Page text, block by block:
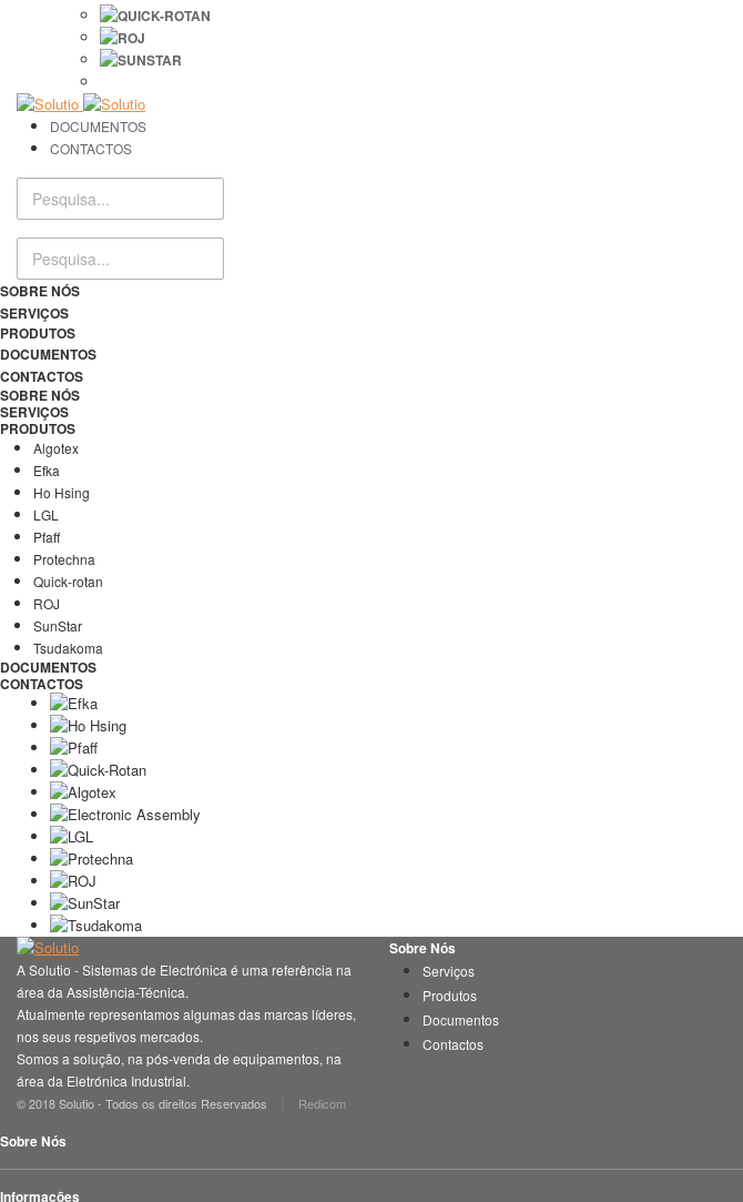
DOCUMENTOS
CONTACTOS
SOBRE NÓS
SERVIÇOS
PRODUTOS
DOCUMENTOS
CONTACTOS
SOBRE NÓS
SERVIÇOS
PRODUTOS
Algotex
Efka
Ho Hsing
LGL
Pfaff
Protechna
Quick-rotan
ROJ
SunStar
Tsudakoma
DOCUMENTOS
CONTACTOS
A Solutio - Sistemas de Electrónica é uma referência na
área da Assistência-Técnica.
Atualmente representamos algumas das marcas líderes,
nos seus respetivos mercados.
Somos a solução, na pós-venda de equipamentos, na
área da Eletrónica Industrial.
Sobre Nós
Serviços
Produtos
Documentos
Contactos
© 2018 Solutio - Todos os direitos Reservados Redicom
Sobre Nós
Informações